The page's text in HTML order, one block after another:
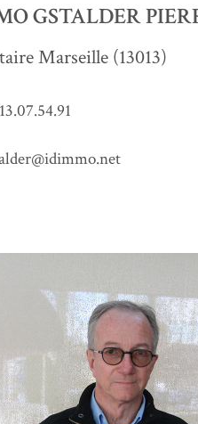
GSTALDER
Marseille (13013)